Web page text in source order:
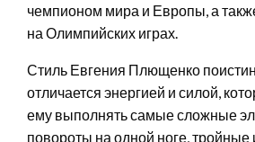
чемпионом мира и Европы, а
на Олимпийских играх.
Стиль Евгения Плющенко
отличается энергией и силой,
ему выполнять самые сложные
повороты на одной ноге, тройные